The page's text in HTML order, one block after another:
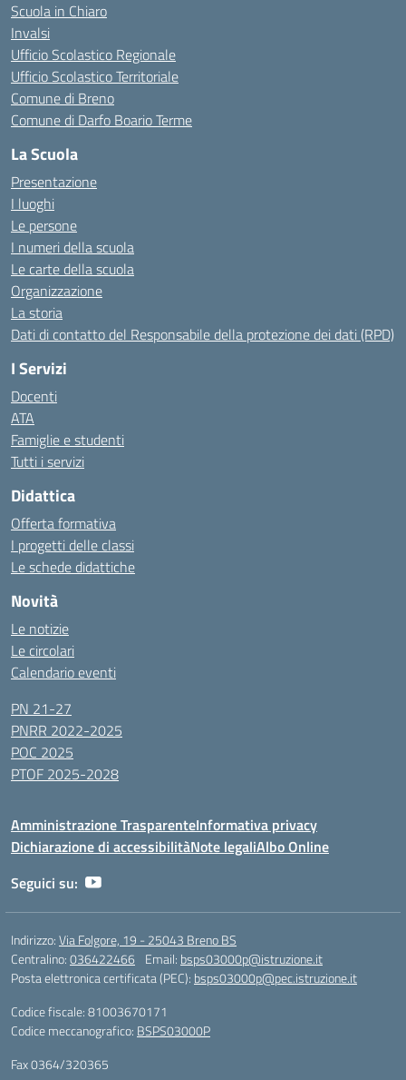
Scuola in Chiaro
Invalsi
Ufficio Scolastico Regionale
Ufficio Scolastico Territoriale
Comune di Breno
Comune di Darfo Boario Terme
La Scuola
Presentazione
I luoghi
Le persone
I numeri della scuola
Le carte della scuola
Organizzazione
La storia
Dati di contatto del Responsabile della protezione dei dati (RPD)
I Servizi
Docenti
ATA
Famiglie e studenti
Tutti i servizi
Didattica
Offerta formativa
I progetti delle classi
Le schede didattiche
Novità
Le notizie
Le circolari
Calendario eventi
PN 21-27
PNRR 2022-2025
POC 2025
PTOF 2025-2028
Amministrazione TrasparenteInformativa privacy
Dichiarazione di accessibilitàNote legaliAlbo Online
Seguici su:
Indirizzo:Via Folgore, 19 - 25043 Breno BS
Centralino:036422466 Email: bsps03000p@istruzione.it
Posta elettronica certificata (PEC): bsps03000p@pec.istruzione.it
Codice fiscale: 81003670171
Codice meccanografico: BSPS03000P
Fax 0364/320365